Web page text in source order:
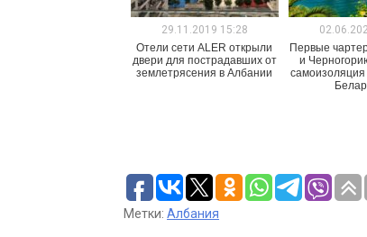
29.11.2019 15:28
Отели сети ALER открыли
двери для пострадавших от
землетрясения в Албании
Первые
и
Метки: Албания